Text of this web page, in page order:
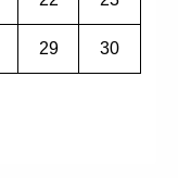
29 30